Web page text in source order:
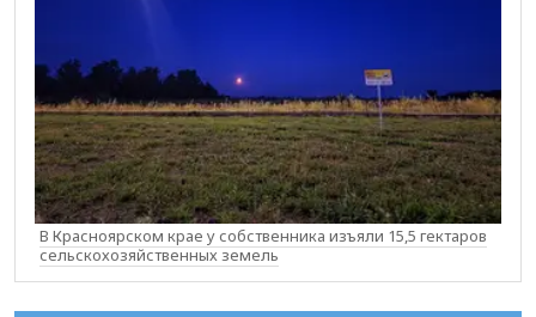
В Красноярском крае у собственника изъяли 15,5 гектаров
сельскохозяйственных земель